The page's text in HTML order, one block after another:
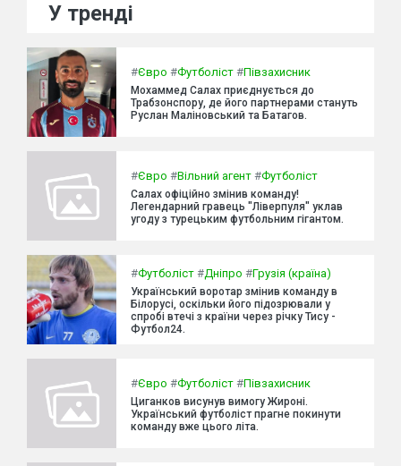
У тренді
#Євро #Футболіст #Півзахисник
Мохаммед Салах приєднується до
Трабзонспору, де його партнерами стануть
Руслан Маліновський та Батагов.
#Євро #Вільний агент #Футболіст
Салах офіційно змінив команду!
Легендарний гравець "Ліверпуля" уклав
угоду з турецьким футбольним гігантом.
#Футболіст #Дніпро #Грузія (країна)
Український воротар змінив команду в
Білорусі, оскільки його підозрювали у
спробі втечі з країни через річку Тису -
Футбол24.
#Євро #Футболіст #Півзахисник
Циганков висунув вимогу Жироні.
Український футболіст прагне покинути
команду вже цього літа.